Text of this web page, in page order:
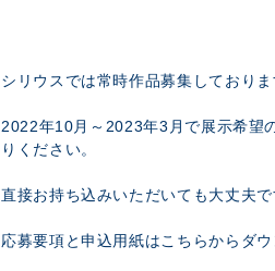
シリウスでは常時作品募集しておりま
2022年10月～2023年3月で展示希望
りください。
直接お持ち込みいただいても大丈夫で
応募要項と申込用紙はこちらからダ